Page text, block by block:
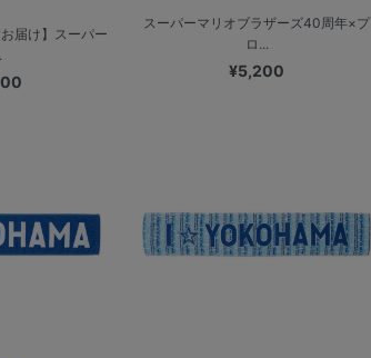
届け】スーパー
スーパーマリオブラザーズ40周年×プ
ロ...
¥5,200